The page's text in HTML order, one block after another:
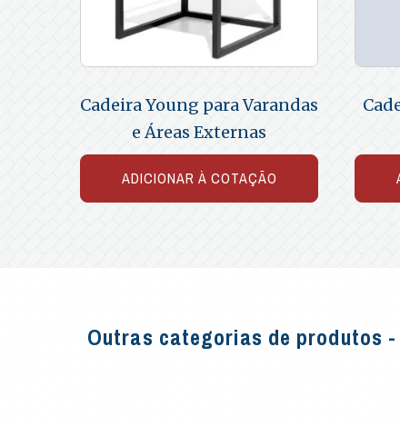
Cadeira Young para Varandas
e Áreas Externas
ADICIONAR À COTAÇÃO
Outras categorias de produtos -